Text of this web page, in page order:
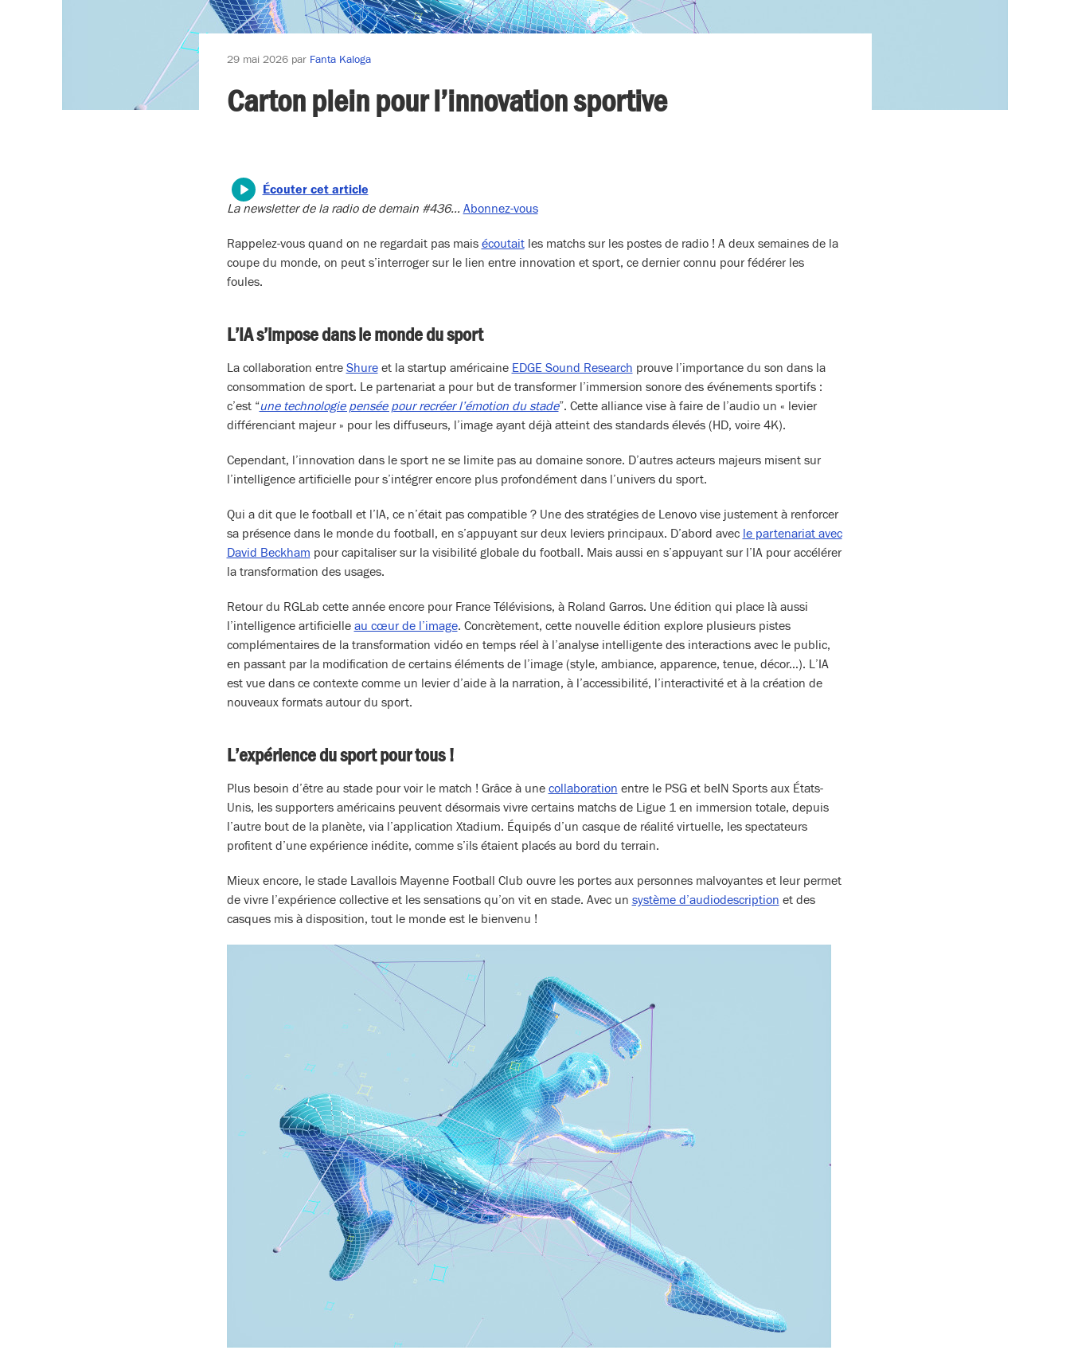
29 mai 2026par Fanta Kaloga
Carton plein pour l’innovation sportive
Écouter cet article
La newsletter de la radio de demain #436… Abonnez-vous
Rappelez-vous quand on ne regardait pas mais écoutaitles matchs sur les postes de radio ! A deux semaines de la
coupe du monde, on peut s’interroger sur le lien entre innovation et sport, ce dernier connu pour fédérer les
foules.
L’IA s’impose dans le monde du sport
La collaboration entre Shureet la startup américaine EDGE Sound Research prouve l’importance du son dans la
consommation de sport. Le partenariat a pour but de transformer l’immersion sonore des événements sportifs :
c’est “une technologie pensée pour recréer l’émotion du stade”. Cette alliance vise à faire de l’audio un « levier
différenciant majeur » pour les diffuseurs, l’image ayant déjà atteint des standards élevés (HD, voire 4K).
Cependant, l’innovation dans le sport ne se limite pas au domaine sonore. D’autres acteurs majeurs misent sur
l’intelligence artificielle pour s’intégrer encore plus profondément dans l’univers du sport.
Qui a dit que le football et l’IA, ce n’était pas compatible ? Une des stratégies de Lenovo vise justement à renforcer
sa présence dans le monde du football, en s’appuyant sur deux leviers principaux. D’abord avec le partenariat avec
David Beckham pour capitaliser sur la visibilité globale du football. Mais aussi en s’appuyant sur l’IA pour accélérer
la transformation des usages.
Retour du RGLab cette année encore pour France Télévisions, à Roland Garros. Une édition qui place là aussi
l’intelligence artificielle au cœur de l’image. Concrètement, cette nouvelle édition explore plusieurs pistes
complémentaires de la transformation vidéo en temps réel à l’analyse intelligente des interactions avec le public,
en passant par la modification de certains éléments de l’image (style, ambiance, apparence, tenue, décor…). L’IA
est vue dans ce contexte comme un levier d’aide à la narration, à l’accessibilité, l’interactivité et à la création de
nouveaux formats autour du sport.
L’expérience du sport pour tous !
Plus besoin d’être au stade pour voir le match ! Grâce à une collaboration entre le PSG et beIN Sports aux États-
Unis, les supporters américains peuvent désormais vivre certains matchs de Ligue 1 en immersion totale, depuis
l’autre bout de la planète, via l’application Xtadium. Équipés d’un casque de réalité virtuelle, les spectateurs
profitent d’une expérience inédite, comme s’ils étaient placés au bord du terrain.
Mieux encore, le stade Lavallois Mayenne Football Club ouvre les portes aux personnes malvoyantes et leur permet
de vivre l’expérience collective et les sensations qu’on vit en stade. Avec un système d’audiodescription et des
casques mis à disposition, tout le monde est le bienvenu !